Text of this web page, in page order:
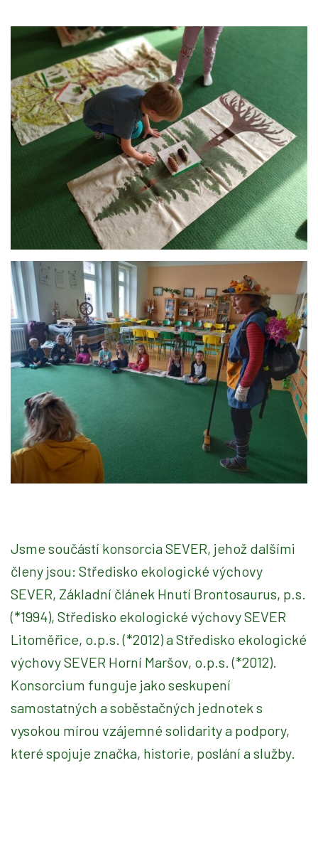
Jsme součástí konsorcia SEVER, jehož dalšími
členy jsou: Středisko ekologické výchovy
SEVER, Základní článek Hnutí Brontosaurus, p.s.
(*1994), Středisko ekologické výchovy SEVER
Litoměřice, o.p.s. (*2012) a Středisko ekologické
výchovy SEVER Horní Maršov, o.p.s. (*2012).
Konsorcium funguje jako seskupení
samostatných a soběstačných jednotek s
vysokou mírou vzájemné solidarity a podpory,
které spojuje značka, historie, poslání a služby.